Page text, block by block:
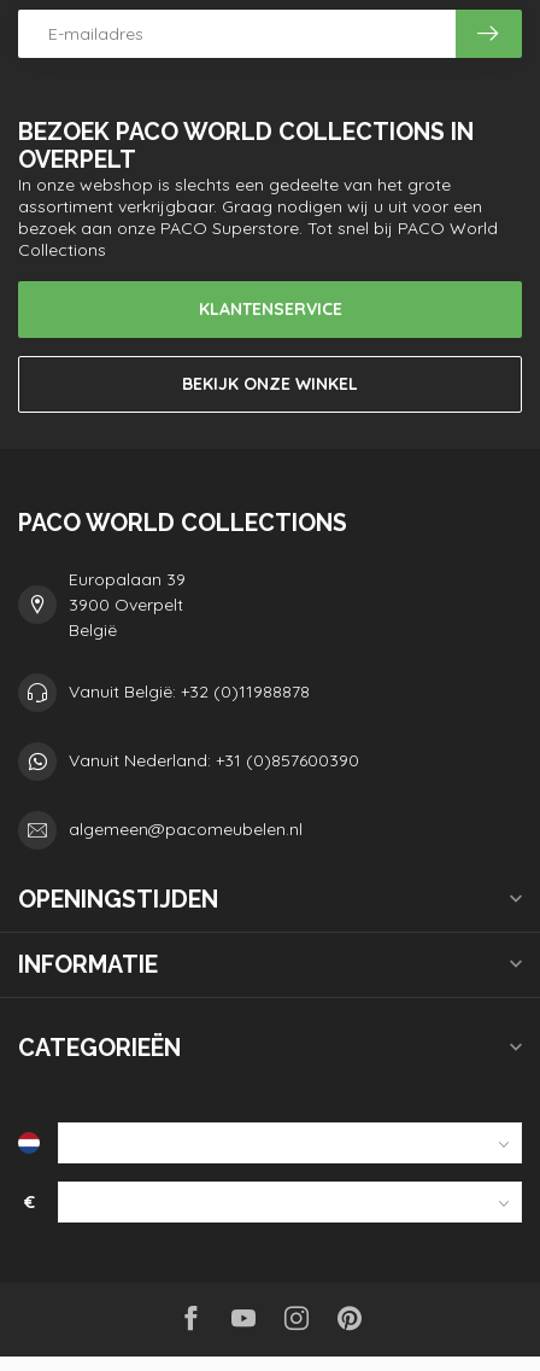
BEZOEK PACO WORLD COLLECTIONS IN
OVERPELT
In onze webshop is slechts een gedeelte van het grote
assortiment verkrijgbaar. Graag nodigen wij u uit voor een
bezoek aan onze PACO Superstore. Tot snel bij PACO World
Collections
KLANTENSERVICE
BEKIJK ONZE WINKEL
PACO WORLD COLLECTIONS
Europalaan 39
3900 Overpelt
België
Vanuit België: +32 (0)11988878
Vanuit Nederland: +31 (0)857600390
algemeen@pacomeubelen.nl
OPENINGSTIJDEN
INFORMATIE
CATEGORIEËN
€